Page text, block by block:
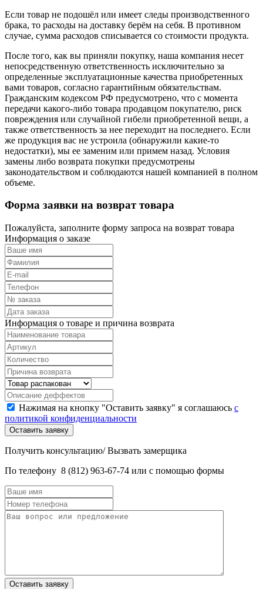
Если товар не подошёл или имеет следы производственного
брака, то расходы на доставку берём на себя. В противном
случае, сумма расходов списывается со стоимости продукта.
После того, как вы приняли покупку, наша компания несет
непосредственную ответственность исключительно за
определенные эксплуатационные качества приобретенных
вами товаров, согласно гарантийным обязательствам.
Гражданским кодексом РФ предусмотрено, что с момента
передачи какого-либо товара продавцом покупателю, риск
повреждения или случайной гибели приобретенной вещи, а
также ответственность за нее переходит на последнего. Если
же продукция вас не устроила (обнаружили какие-то
недостатки), мы ее заменим или примем назад. Условия
замены либо возврата покупки предусмотрены
законодательством и соблюдаются нашей компанией в полном
объеме.
Форма заявки на возврат товара
Пожалуйста, заполните форму запроса на возврат товара
Информация о заказе
Информация о товаре и причина возврата
Нажимая на кнопку "Оставить заявку" я соглашаюсь с
политикой конфиденциальности
Получить консультацию/ Вызвать замерщика
По телефону 8 (812) 963-67-74 или с помощью формы